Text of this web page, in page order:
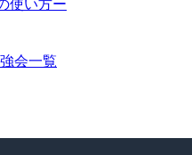
会一覧